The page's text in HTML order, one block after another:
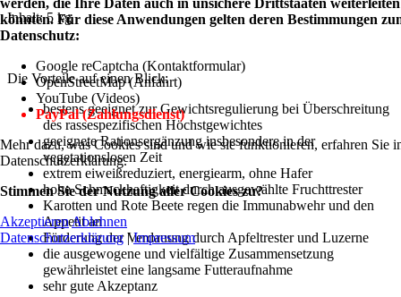
Inhalt: 5 kg
Die Vorteile auf einen Blick:
bestens geeignet zur Gewichtsregulierung bei Überschreitung
des rassespezifischen Höchstgewichtes
geeignete Rationsergänzung insbesondere in der
vegetationslosen Zeit
extrem eiweißreduziert, energiearm, ohne Hafer
hohe Schmackhaftigkeit durch ausgewählte Fruchttrester
Karotten und Rote Beete regen die Immunabwehr und den
Appetit an
Förderung der Verdauung durch Apfeltrester und Luzerne
die ausgewogene und vielfältige Zusammensetzung
gewährleistet eine langsame Futteraufnahme
sehr gute Akzeptanz
könnten. Für diese Anwendungen gelten deren Bestimmungen
Datenschutz:
Google reCaptcha (Kontaktformular)
OpenStreetMap (Anfahrt)
YouTube (Videos)
PayPal (Zahlungsdienst)
Mehr dazu, was Cookies sind und wie sie funktionieren, erfahren Sie
Datenschutzerklärung.
Stimmen Sie der Nutzung aller Cookies zu?
AkzeptierenAblehnen
Datenschutzerklärung|Impressum